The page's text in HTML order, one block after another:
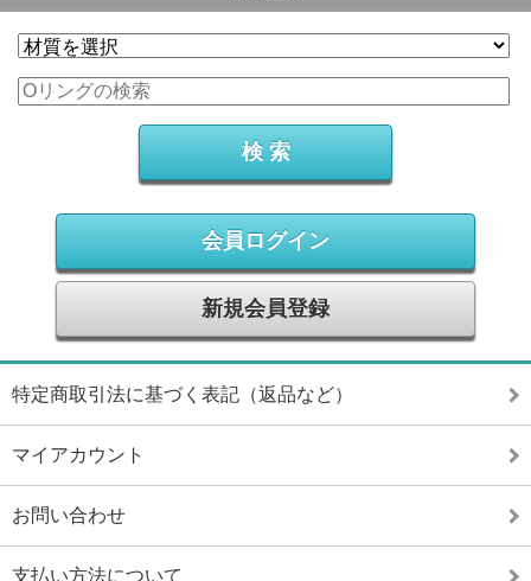
会員ログイン
新規会員登録
特定商取引法に基づく表記（返品など）
マイアカウント
お問い合わせ
支払い方法について